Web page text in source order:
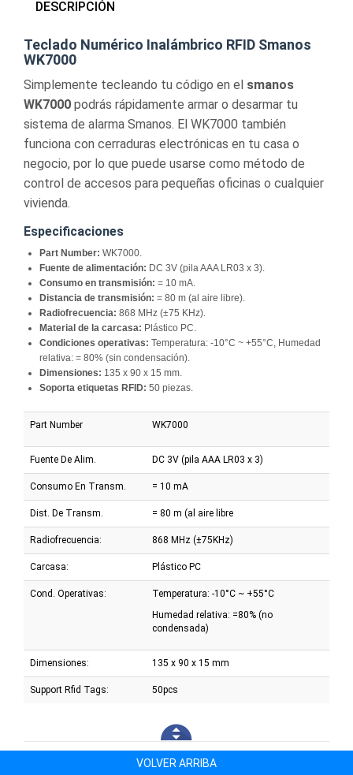
DESCRIPCIÓN
Teclado Numérico Inalámbrico RFID Smanos
WK7000
Simplemente tecleando tu código en el smanos
WK7000 podrás rápidamente armar o desarmar tu
sistema de alarma Smanos. El WK7000 también
funciona con cerraduras electrónicas en tu casa o
negocio, por lo que puede usarse como método de
control de accesos para pequeñas oficinas o cualquier
vivienda.
Especificaciones
Part Number: WK7000.
Fuente de alimentación: DC 3V (pila AAA LR03 x 3).
Consumo en transmisión: = 10 mA.
Distancia de transmisión: = 80 m (al aire libre).
Radiofrecuencia: 868 MHz (±75 KHz).
Material de la carcasa: Plástico PC.
Condiciones operativas: Temperatura: -10°C ~ +55°C, Humedad
relativa: = 80% (sin condensación).
Dimensiones: 135 x 90 x 15 mm.
Soporta etiquetas RFID: 50 piezas.
Part Number WK7000
Fuente De Alim. DC 3V (pila AAA LR03 x 3)
Consumo En Transm. = 10 mA
Dist. De Transm. = 80 m (al aire libre
Radiofrecuencia: 868 MHz (±75KHz)
Carcasa: Plástico PC
Cond. Operativas:
Temperatura: -10°C ~ +55°C
Humedad relativa: =80% (no
condensada)
Dimensiones: 135 x 90 x 15 mm
Support Rfid Tags: 50pcs
VOLVER ARRIBA